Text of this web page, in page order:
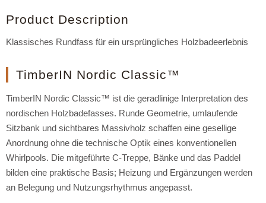
Product Description
Klassisches Rundfass für ein ursprüngliches Holzbadeerlebnis
TimberIN Nordic Classic™
TimberIN Nordic Classic™ ist die geradlinige Interpretation des
nordischen Holzbadefasses. Runde Geometrie, umlaufende
Sitzbank und sichtbares Massivholz schaffen eine gesellige
Anordnung ohne die technische Optik eines konventionellen
Whirlpools. Die mitgeführte C-Treppe, Bänke und das Paddel
bilden eine praktische Basis; Heizung und Ergänzungen werden
an Belegung und Nutzungsrhythmus angepasst.